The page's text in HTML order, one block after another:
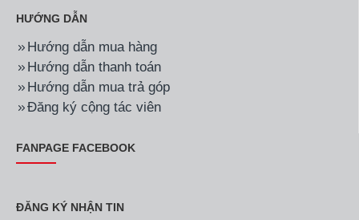
HƯỚNG DẪN
Hướng dẫn mua hàng
Hướng dẫn thanh toán
Hướng dẫn mua trả góp
Đăng ký cộng tác viên
FANPAGE FACEBOOK
ĐĂNG KÝ NHẬN TIN